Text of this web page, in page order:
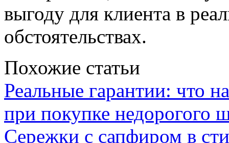
выгоду для клиента в
обстоятельствах.
Похожие статьи
Реальные гарантии: что
при покупке недорогого
Сережки с сапфиром в